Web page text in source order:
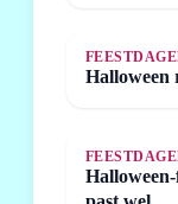
Halloween